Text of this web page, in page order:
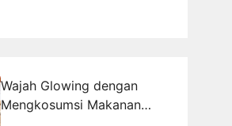
Wajah Glowing dengan
Mengkosumsi Makanan